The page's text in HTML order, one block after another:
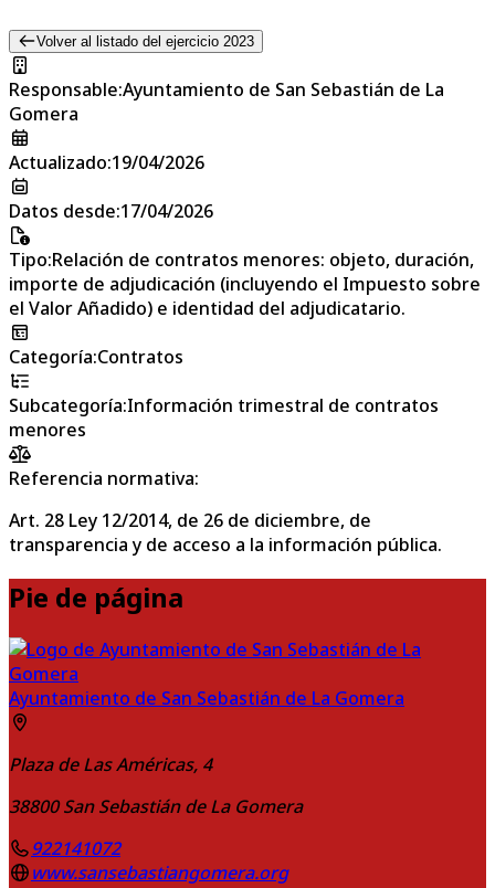
Volver al listado del ejercicio 2023
Responsable:Ayuntamiento de San Sebastián de La
Gomera
Actualizado:19/04/2026
Datos desde:17/04/2026
Tipo:Relación de contratos menores: objeto, duración,
importe de adjudicación (incluyendo el Impuesto sobre
el Valor Añadido) e identidad del adjudicatario.
Categoría:Contratos
Subcategoría:Información trimestral de contratos
menores
Referencia normativa:
Art. 28 Ley 12/2014, de 26 de diciembre, de
transparencia y de acceso a la información pública.
Pie de página
Ayuntamiento de San Sebastián de La Gomera
Plaza de Las Américas, 4
38800 San Sebastián de La Gomera
922141072
www.sansebastiangomera.org